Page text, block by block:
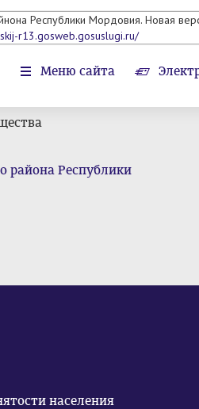
Республики Мордовия. Новая
r13.gosweb.gosuslugi.ru/
Меню сайта
района Республики
населения